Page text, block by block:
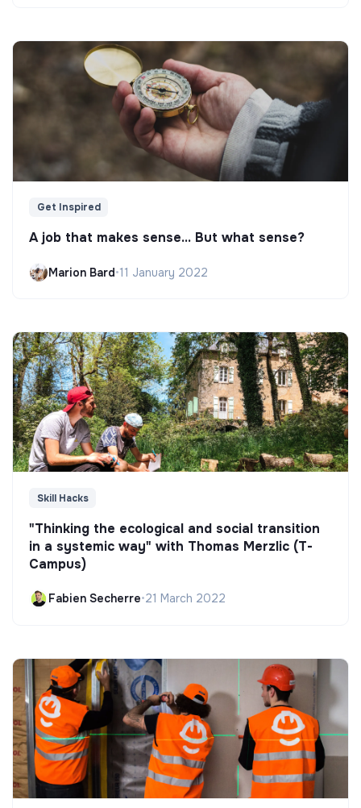
Get Inspired
A job that makes sense... But what sense?
Marion Bard•11 January 2022
Skill Hacks
"Thinking the ecological and social transition
in a systemic way" with Thomas Merzlic (T-
Campus)
Fabien Secherre•21 March 2022